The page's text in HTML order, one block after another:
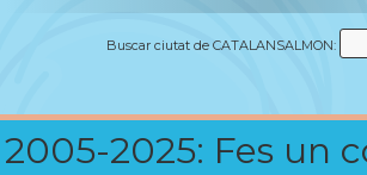
Buscar ciutat de CATALANSALMON:
2005-2025: Fes un